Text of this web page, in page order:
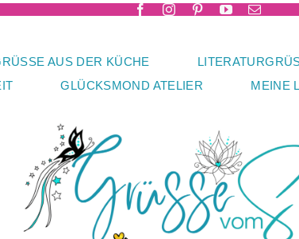
AUS DER KÜCHE
GLÜCKSMOND ATELIER MEINE